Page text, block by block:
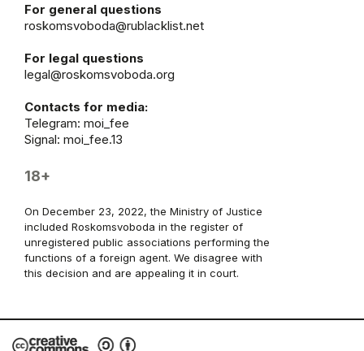
For general questions
roskomsvoboda@rublacklist.net
For legal questions
legal@roskomsvoboda.org
Contacts for media:
Telegram: moi_fee
Signal: moi_fee.13
18+
On December 23, 2022, the Ministry of Justice
included Roskomsvoboda in the register of
unregistered public associations performing the
functions of a foreign agent. We disagree with
this decision and are appealing it in court.